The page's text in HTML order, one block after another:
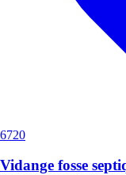
6720
Vidange fosse